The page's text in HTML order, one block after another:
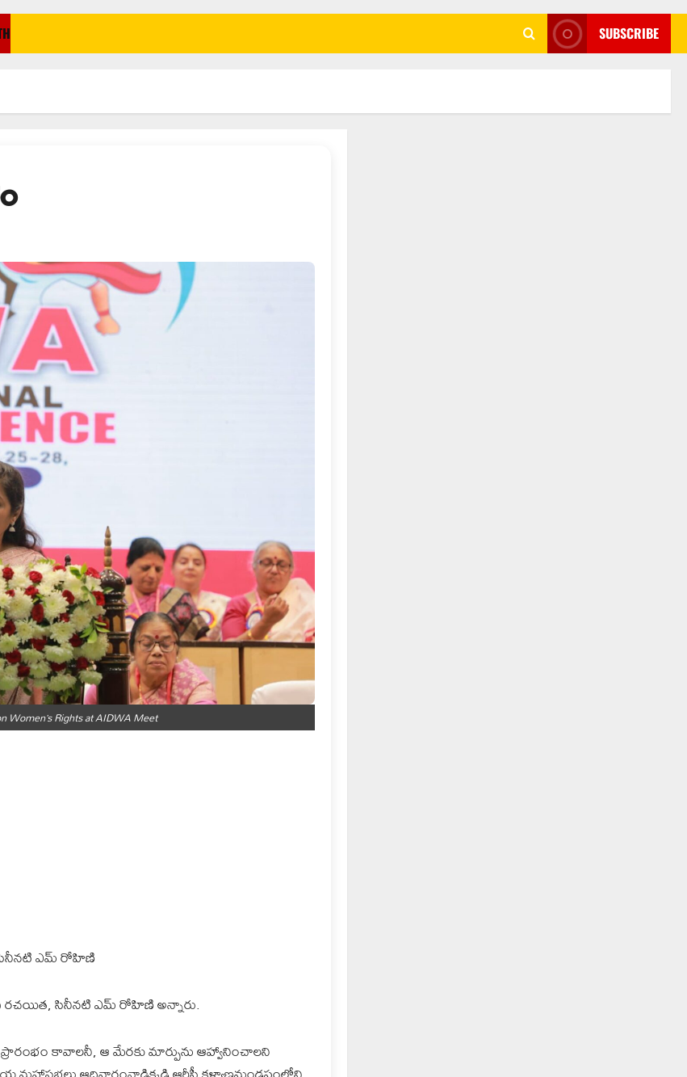
SUBSCRIBE
Women’s Rights at AIDWA Meet
ఎమ్ రోహిణి
రచయిత, సినీనటి ఎమ్ రోహిణి అన్నారు.
కావాలనీ, ఆ మేరకు మార్పును ఆహ్వానించాలని